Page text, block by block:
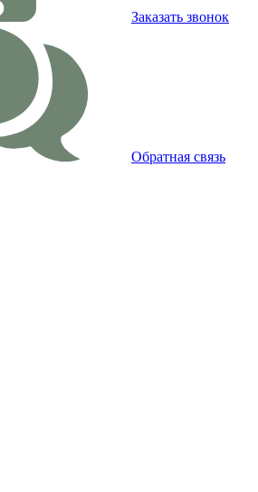
Заказать звонок
Обратная связь